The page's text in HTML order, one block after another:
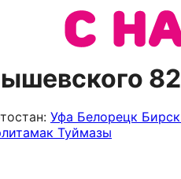
82
Уфа Белорецк Бирск
Туймазы